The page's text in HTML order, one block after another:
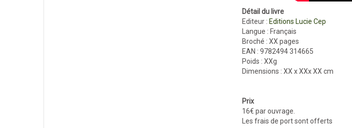
Détail du livre
Editeur : Editions Lucie Cep
Langue : Français
Broché : XX pages
EAN : 9782494 314665
Poids : XXg
Dimensions : XX x XXx XX cm
Prix
16€ par ouvrage.
Les frais de port sont offerts